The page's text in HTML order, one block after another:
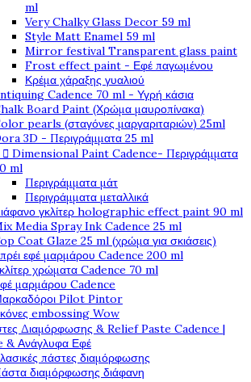
ml
Very Chalky Glass Decor 59 ml
Style Matt Enamel 59 ml
Mirror festival Transparent glass paint
Frost effect paint - Εφέ παγωμένου
Κρέμα χάραξης γυαλιού
Cadence 70 ml - Υγρή κάσια
Board Paint (Χρώμα μαυροπίνακα)
pearls (σταγόνες μαργαριταριών) 25ml
3D - Περιγράμματα 25 ml
 Dimensional Paint Cadence- Περιγράμματα
ml
Περιγράμματα μάτ
Περιγράμματα μεταλλικά
γκλίτερ holographic effect paint 90 ml
Media Spray Ink Cadence 25 ml
Coat Glaze 25 ml (χρώμα για σκιάσεις)
εφέ μαρμάρου Cadence 200 ml
χρώματα Cadence 70 ml
μαρμάρου Cadence
Pilot Pintor
embossing Wow
Διαμόρφωσης & Relief Paste Cadence |
& Ανάγλυφα Εφέ
πάστες διαμόρφωσης
διαμόρφωσης διάφανη